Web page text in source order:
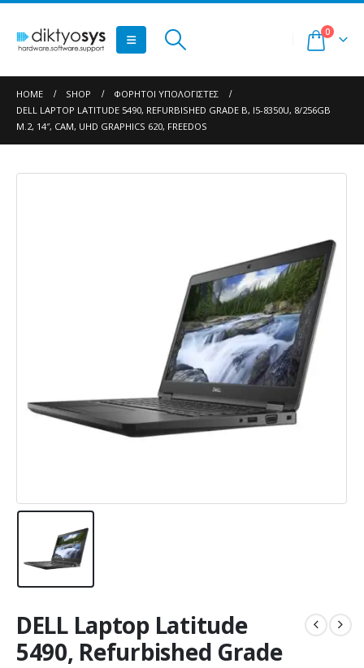
0
HOME SHOP
ΦΟΡΗΤΟΊ ΥΠΟΛΟΓΙΣΤΈΣ
DELL LAPTOP LATITUDE 5490, REFURBISHED GRADE B, I5-8350U, 8/256GB
M.2, 14″, CAM, UHD GRAPHICS 620, FREEDOS
DELL Laptop Latitude
5490, Refurbished Grade